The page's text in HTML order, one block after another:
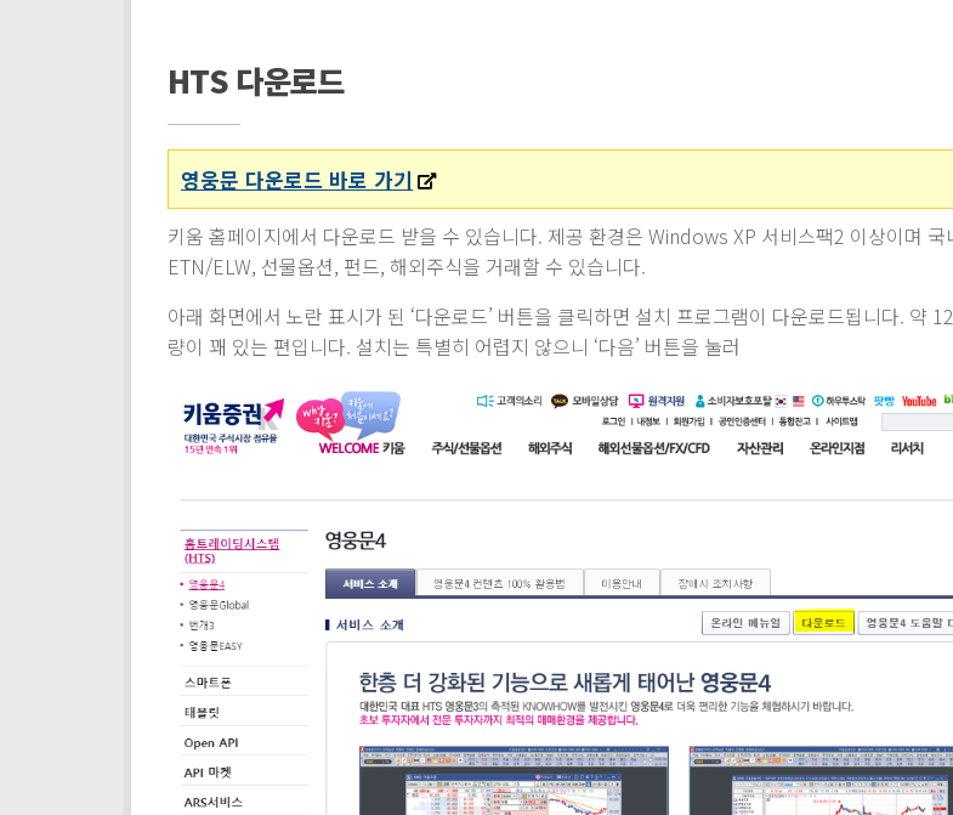
HTS 다운로드
영웅문 다운로드 바로 가기
키움 홈페이지에서 다운로드 받을 수 있습니다. 제공 환경은 Windows XP 서비스팩2 이상이며
ETN/ELW, 선물옵션, 펀드, 해외주식을 거래할 수 있습니다.
아래 화면에서 노란 표시가 된 ‘다운로드’ 버튼을 클릭하면 설치 프로그램이 다운로드됩니다. 약
량이 꽤 있는 편입니다. 설치는 특별히 어렵지 않으니 ‘다음’ 버튼을 눌러